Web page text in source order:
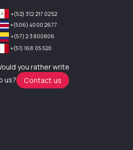
+(52) 312 217 0252
+(506) 4000 2677
+(57) 2 3800806
+(51) 168 05 520
you rather write
us?
Contact us